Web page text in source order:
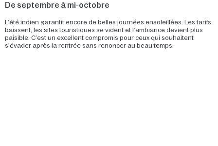
De septembre à mi-octobre
L’été indien garantit encore de belles journées ensoleillées. Les tarifs
baissent, les sites touristiques se vident et l’ambiance devient plus
paisible. C’est un excellent compromis pour ceux qui souhaitent
s’évader après la rentrée sans renoncer au beau temps.